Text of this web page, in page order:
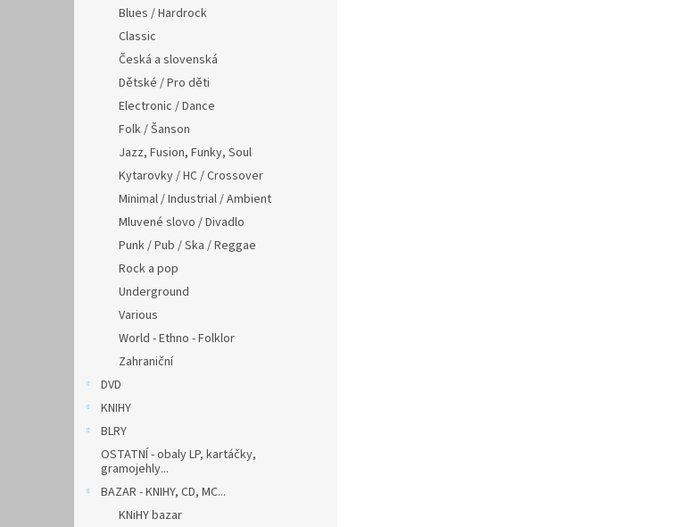
Blues / Hardrock
Classic
Česká a slovenská
Dětské / Pro děti
Electronic / Dance
Folk / Šanson
Jazz, Fusion, Funky, Soul
Kytarovky / HC / Crossover
Minimal / Industrial / Ambient
Mluvené slovo / Divadlo
Punk / Pub / Ska / Reggae
Rock a pop
Underground
Various
World - Ethno - Folklor
Zahraniční
DVD
KNIHY
BLRY
OSTATNÍ - obaly LP, kartáčky,
gramojehly...
BAZAR - KNIHY, CD, MC...
KNiHY bazar